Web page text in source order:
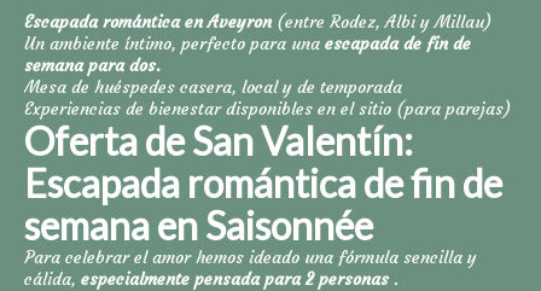
Escapada romántica en Aveyron(entre Rodez, Albi y Millau)
Un ambiente íntimo, perfecto para una escapada de fin de
semana para dos.
Mesa de huéspedes casera, local y de temporada
Experiencias de bienestar disponibles en el sitio (para parejas)
Oferta de San Valentín:
Escapada romántica de fin de
semana en Saisonnée
Para celebrar el amor hemos ideado una fórmula sencilla y
cálida, especialmente pensada para 2 personas .